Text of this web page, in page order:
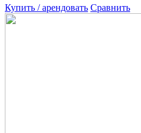
Купить / арендовать Сравнить